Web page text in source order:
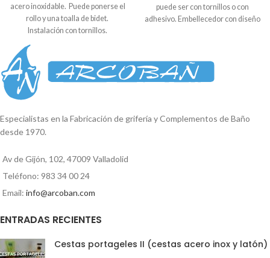
acero inoxidable. Puede ponerse el
rollo y una toalla de bidet.
Instalación con tornillos.
cuadrado. Se suministra en caja
expositora. Medida embellecedor:
5cm x 5cm Largo: 28,5cm
vídeo
puede ser con tornillos o con
adhesivo. Embellecedor con diseño
Especialistas en la Fabricación de grifería y Complementos de Baño
desde 1970.
Av de Gijón, 102, 47009 Valladolid
Teléfono: 983 34 00 24
Email: info@arcoban.com
ENTRADAS RECIENTES
Cestas portageles II (cestas acero inox y latón)